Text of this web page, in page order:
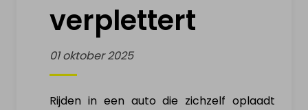
VERKOOP ELEKTRISCH
VOERTUIG
Mijn elektrische wagen
verplettert
01 oktober 2025
Rijden in een auto die zichzelf oplaadt